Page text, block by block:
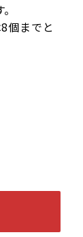
個までと